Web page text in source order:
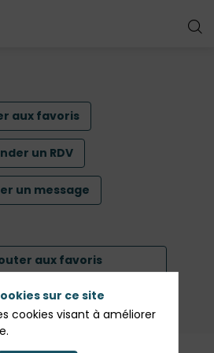
aux favoris
un RDV
un message
aux favoris
un RDV
un message
sur ce site
cookies visant à améliorer